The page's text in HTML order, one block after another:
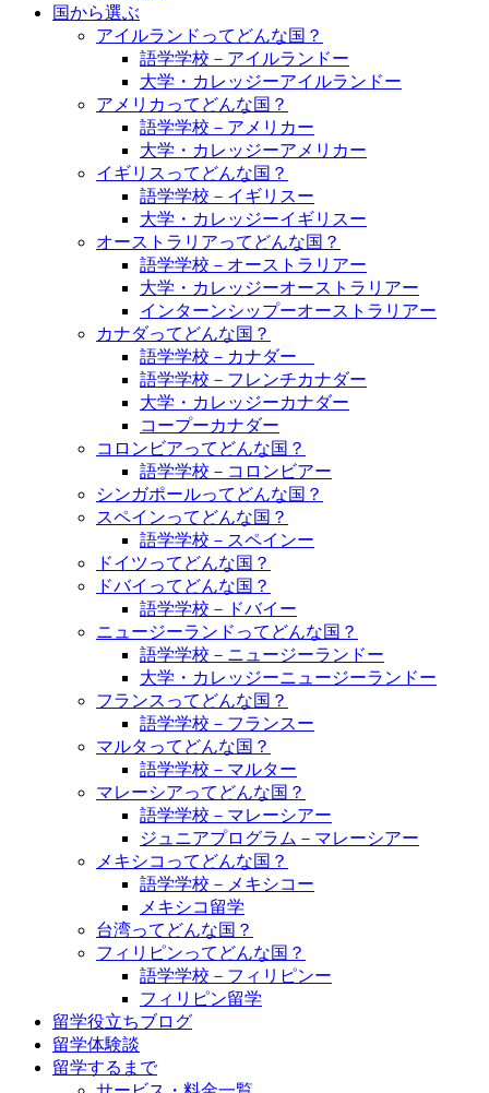
国から選ぶ
アイルランドってどんな国？
語学学校－アイルランドー
大学・カレッジーアイルランドー
アメリカってどんな国？
語学学校－アメリカー
大学・カレッジーアメリカー
イギリスってどんな国？
語学学校－イギリスー
大学・カレッジーイギリスー
オーストラリアってどんな国？
語学学校－オーストラリアー
大学・カレッジーオーストラリアー
インターンシップーオーストラリアー
カナダってどんな国？
語学学校－カナダー
語学学校－フレンチカナダー
大学・カレッジーカナダー
コープーカナダー
コロンビアってどんな国？
語学学校－コロンビアー
シンガポールってどんな国？
スペインってどんな国？
語学学校－スペインー
ドイツってどんな国？
ドバイってどんな国？
語学学校－ドバイー
ニュージーランドってどんな国？
語学学校－ニュージーランドー
大学・カレッジーニュージーランドー
フランスってどんな国？
語学学校－フランスー
マルタってどんな国？
語学学校－マルター
マレーシアってどんな国？
語学学校－マレーシアー
ジュニアプログラム－マレーシアー
メキシコってどんな国？
語学学校－メキシコー
メキシコ留学
台湾ってどんな国？
フィリピンってどんな国？
語学学校－フィリピンー
フィリピン留学
留学役立ちブログ
留学体験談
留学するまで